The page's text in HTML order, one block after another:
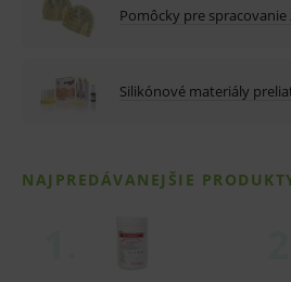
Pomôcky pre spracovanie
Silikónové materiály